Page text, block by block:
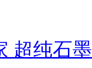
超纯石